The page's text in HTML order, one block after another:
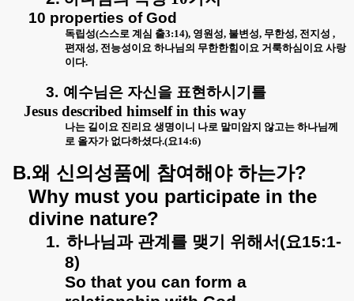
10 properties of God
독립성(스스로 계심 출3:14), 영원성, 불변성, 무한성, 전지성 ,
편재성, 전능성이요 하나님의 무한한힘이요 거룩하심이요 사랑
이다.
3. 예수님은 자신을 표현하시기를
Jesus described himself in this way
나는 길이요 진리요 생명이니 나로 말미암지 않고는 하나님께
로 올자가 없다하셨다.(요14:6)
B.왜 신의성품에 참여해야 하는가?
Why must you participate in the
divine nature?
1. 하나님과 관계를 맺기 위해서 (요15:1-
8)
So that you can form a